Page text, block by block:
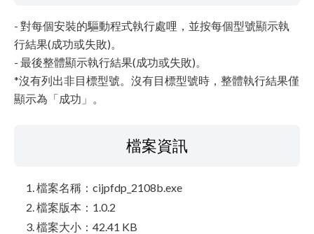
- 對每個安裝的驅動程式執行處哩，並按每個型號顯示執
行結果(成功或失敗)。
- 最後整體顯示執行結果(成功或失敗)。
*沒有列出非目標型號。沒有目標型號時，整體執行結果僅
顯示為「成功」。
檔案資訊
檔案名稱：cijpfdp_2108b.exe
檔案版本：1.0.2
檔案大小：42.41 KB